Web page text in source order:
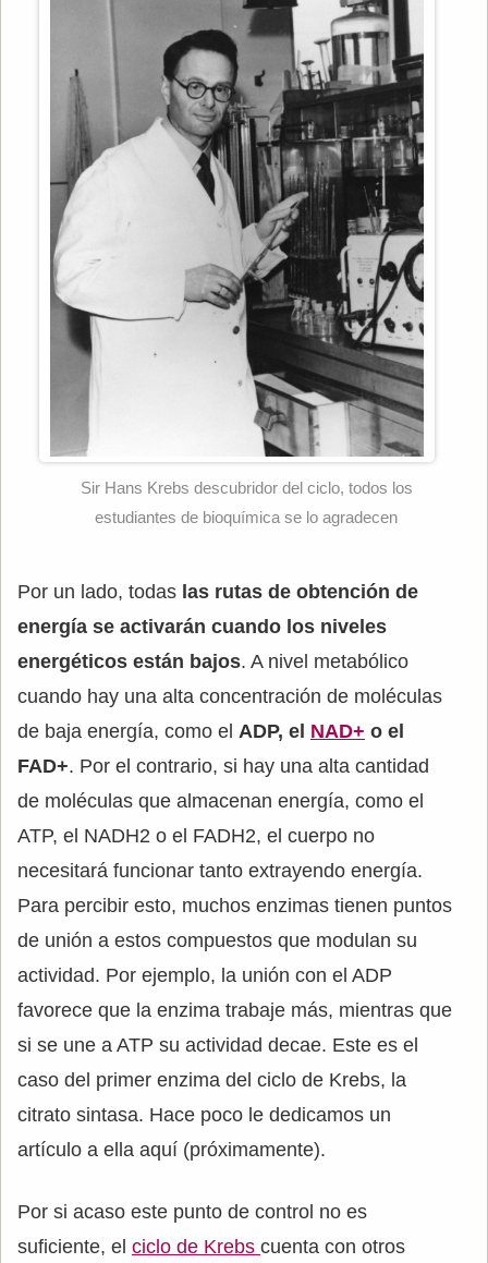
Sir Hans Krebs descubridor del ciclo, todos los
estudiantes de bioquímica se lo agradecen
Por un lado, todas las rutas de obtención de
energía se activarán cuando los niveles
energéticos están bajos. A nivel metabólico
cuando hay una alta concentración de moléculas
de baja energía, como el ADP, el NAD+ o el
FAD+. Por el contrario, si hay una alta cantidad
de moléculas que almacenan energía, como el
ATP, el NADH2 o el FADH2, el cuerpo no
necesitará funcionar tanto extrayendo energía.
Para percibir esto, muchos enzimas tienen puntos
de unión a estos compuestos que modulan su
actividad. Por ejemplo, la unión con el ADP
favorece que la enzima trabaje más, mientras que
si se une a ATP su actividad decae. Este es el
caso del primer enzima del ciclo de Krebs, la
citrato sintasa. Hace poco le dedicamos un
artículo a ella aquí (próximamente).
Por si acaso este punto de control no es
suficiente, el ciclo de Krebs cuenta con otros